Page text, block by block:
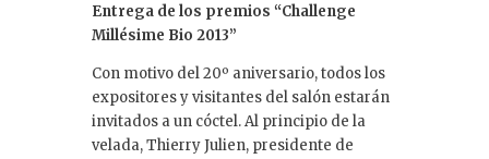
Entrega de los premios “Challenge
Millésime Bio 2013”
Con motivo del 20º aniversario, todos los
expositores y visitantes del salón estarán
invitados a un cóctel. Al principio de la
velada, Thierry Julien, presidente de